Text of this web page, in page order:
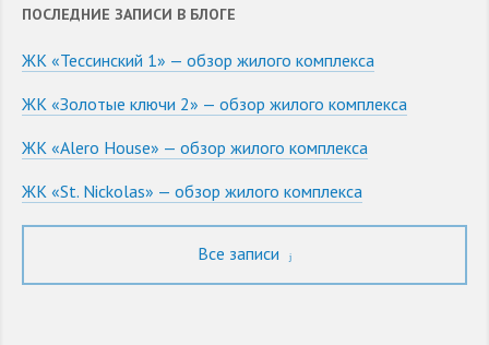
ПОСЛЕДНИЕ ЗАПИСИ В БЛОГЕ
ЖК «Тессинский 1» — обзор жилого комплекса
ЖК «Золотые ключи 2» — обзор жилого комплекса
ЖК «Alero House» — обзор жилого комплекса
ЖК «St. Nickolas» — обзор жилого комплекса
Все записи